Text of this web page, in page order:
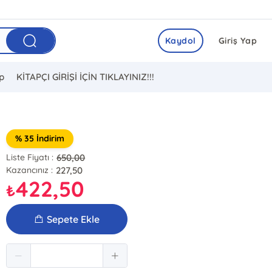
Giriş Yap
Kaydol
KİTAPÇI GİRİŞİ İÇİN TIKLAYINIZ!!!
% 35 İndirim
Liste Fiyatı : 650,00
Kazancınız : 227,50
₺422,50
Sepete Ekle